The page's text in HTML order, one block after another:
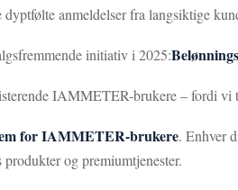
anmeldelser fra langsiktige
initiativ i 2025:
IAMMETER-brukere – fordi
for IAMMETER-brukere. Enhver
og premiumtjenester.